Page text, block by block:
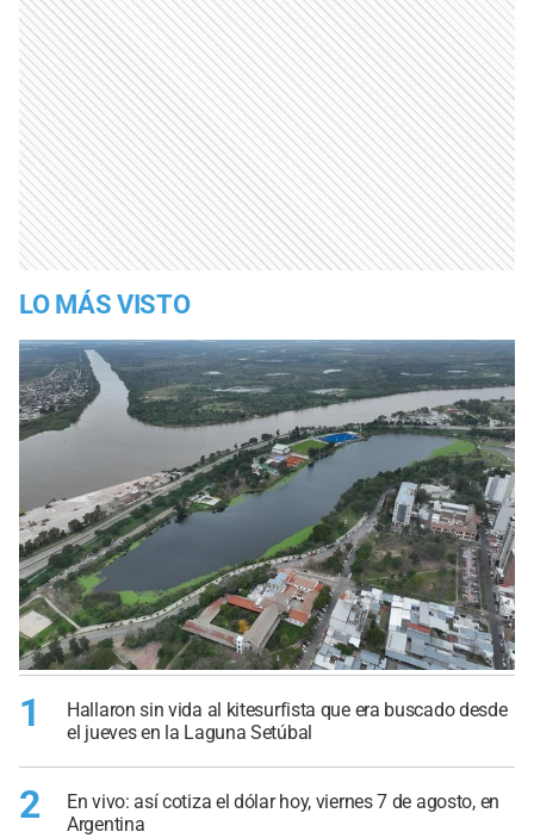
LO MÁS VISTO
1
Hallaron sin vida al kitesurfista que era buscado desde
el jueves en la Laguna Setúbal
2
En vivo: así cotiza el dólar hoy, viernes 7 de agosto, en
Argentina